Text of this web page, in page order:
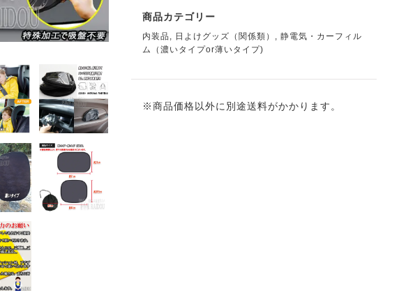
商品カテゴリー
内装品 , 日よけグッズ（関係類） , 静電気・カーフィル
ム（濃いタイプor薄いタイプ)
※商品価格以外に別途送料がかかります。